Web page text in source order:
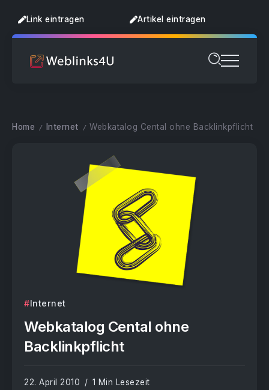
Link eintragen Artikel eintragen
Home / Internet / Webkatalog Cental ohne Backlinkpflicht
Internet
Webkatalog Cental ohne
Backlinkpflicht
22. April 2010 1 Min Lesezeit